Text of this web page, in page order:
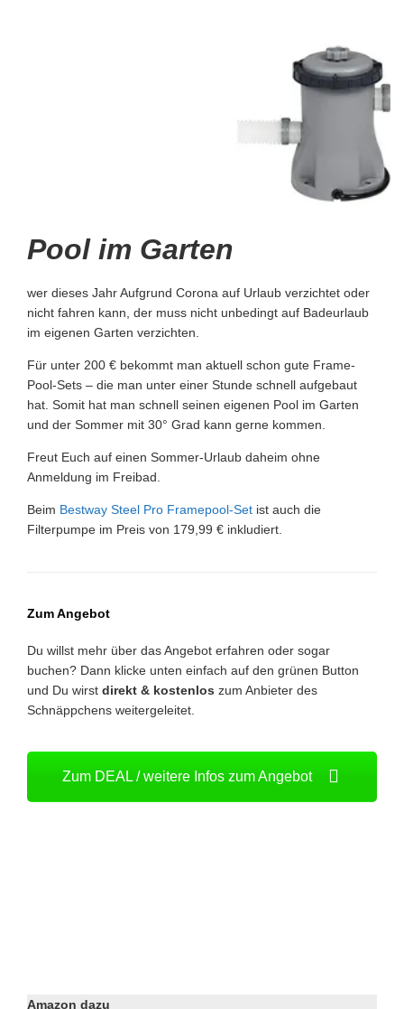
Pool im Garten
wer dieses Jahr Aufgrund Corona auf Urlaub verzichtet oder
nicht fahren kann, der muss nicht unbedingt auf Badeurlaub
im eigenen Garten verzichten.
Für unter 200 € bekommt man aktuell schon gute Frame-
Pool-Sets – die man unter einer Stunde schnell aufgebaut
hat. Somit hat man schnell seinen eigenen Pool im Garten
und der Sommer mit 30° Grad kann gerne kommen.
Freut Euch auf einen Sommer-Urlaub daheim ohne
Anmeldung im Freibad.
Beim Bestway Steel Pro Framepool-Set ist auch die
Filterpumpe im Preis von 179,99 € inkludiert.
Zum Angebot
Du willst mehr über das Angebot erfahren oder sogar
buchen? Dann klicke unten einfach auf den grünen Button
und Du wirst direkt & kostenlos zum Anbieter des
Schnäppchens weitergeleitet.
Zum DEAL / weitere Infos zum Angebot
Amazon dazu